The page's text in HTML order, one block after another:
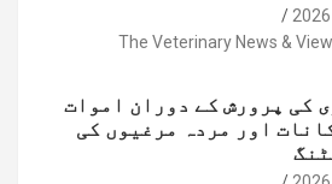
The Veterinary News &
کی پرورش کے دوران اموات
اور مردہ مرغیوں کی